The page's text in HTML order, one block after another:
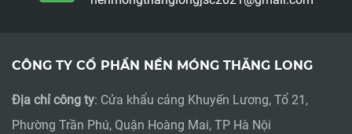
CÔNG TY CỔ PHẦN NỀN MÓNG THĂNG LONG
Địa chỉ công ty: Cửa khẩu cảng Khuyến Lương, Tổ 21,
Phường Trần Phú, Quận Hoàng Mai, TP Hà Nội